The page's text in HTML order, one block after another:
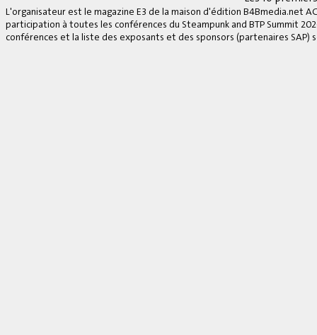
L'organisateur est le magazine E3 de la maison d'édition B4Bmedia.net
participation à toutes les conférences du Steampunk and BTP Summit
conférences et la liste des exposants et des sponsors (partenaires